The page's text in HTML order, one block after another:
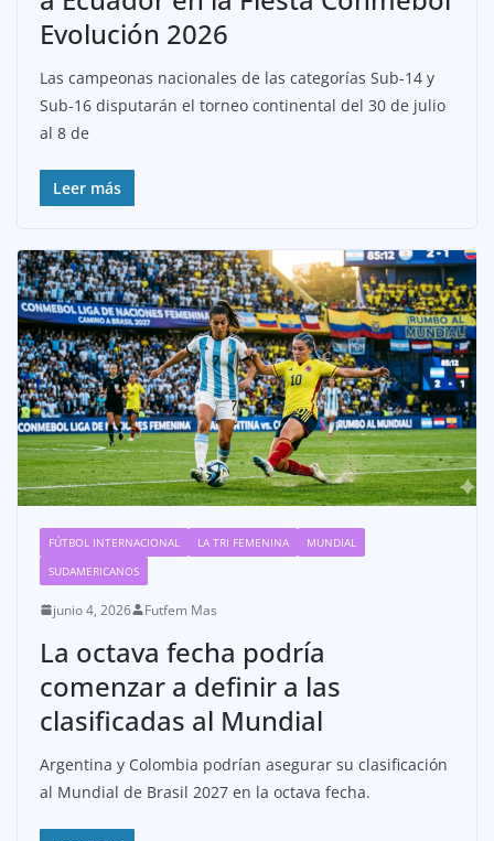
Evolución 2026
Las campeonas nacionales de las categorías Sub-14 y
Sub-16 disputarán el torneo continental del 30 de julio
al 8 de
Leer más
FÚTBOL INTERNACIONAL LA TRI FEMENINA
MUNDIAL
SUDAMERICANOS
junio 4, 2026 Futfem Mas
La octava fecha podría
comenzar a definir a las
clasificadas al Mundial
Argentina y Colombia podrían asegurar su clasificación
al Mundial de Brasil 2027 en la octava fecha.